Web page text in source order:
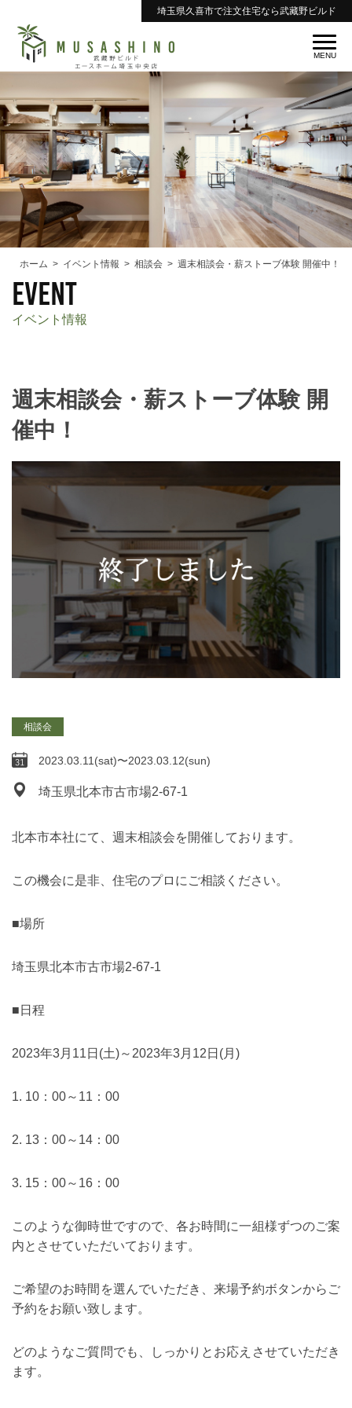
埼玉県久喜市で注文住宅なら武藏野ビルド
ホーム イベント情報 相談会 週末相談会・薪ストーブ体験 開催中！
event
イベント情報
週末相談会・薪ストーブ体験 開
催中！
相談会
2023.03.11(sat)〜2023.03.12(sun)
埼玉県北本市古市場2-67-1
北本市本社にて、週末相談会を開催しております。
この機会に是非、住宅のプロにご相談ください。
■場所
埼玉県北本市古市場2-67-1
■日程
2023年3月11日(土)～2023年3月12日(月)
1. 10：00～11：00
2. 13：00～14：00
3. 15：00～16：00
このような御時世ですので、各お時間に一組様ずつのご案
内とさせていただいております。
ご希望のお時間を選んでいただき、来場予約ボタンからご
予約をお願い致します。
どのようなご質問でも、しっかりとお応えさせていただき
ます。